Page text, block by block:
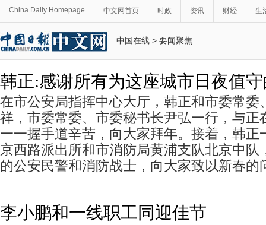
China Daily Homepage 中文网首页 时政 资讯 财经 生
中国在线 > 要闻聚焦
韩正:感谢所有为这座城市日夜值
在市公安局指挥中心大厅，韩正和市委常委
祥，市委常委、市委秘书长尹弘一行，与正
一一握手道辛苦，向大家拜年。接着，韩正
京西路派出所和市消防局黄浦支队北京中队
的公安民警和消防战士，向大家致以新春的
李小鹏和一线职工同迎佳节